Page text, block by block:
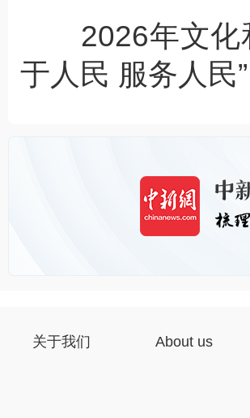
2026年文化和
于人民 服务人民
关于我们 About us